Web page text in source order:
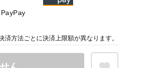
PayPay
済方法ごとに決済上限額が異なります。